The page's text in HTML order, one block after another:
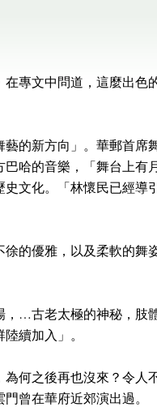
專文中問道，這麼出色
的新方向」。華郵首席舞
哈的音樂，「舞台上有
文化。「林懷民已經導
的優雅，以及柔軟的舞
…古老太極的神秘，肢
續加入」。
何之後再也沒來？令人
曾在華府近郊演出過。